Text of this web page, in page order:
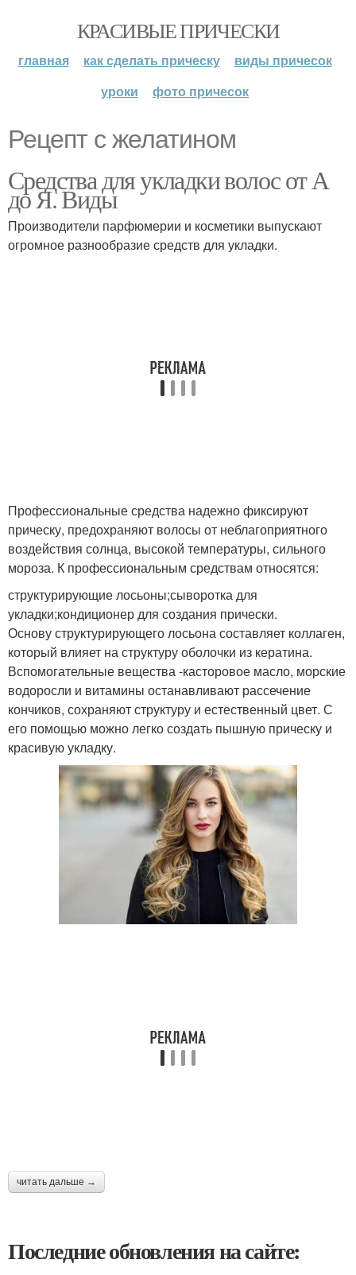
КРАСИВЫЕ ПРИЧЕСКИ
главная как сделать прическу
виды причесок
уроки
фото причесок
Рецепт с желатином
Средства для укладки волос от А
до Я. Виды
Производители парфюмерии и косметики выпускают
огромное разнообразие средств для укладки.
Профессиональные средства надежно фиксируют
прическу, предохраняют волосы от неблагоприятного
воздействия солнца, высокой температуры, сильного
мороза. К профессиональным средствам относятся:
структурирующие лосьоны;сыворотка для
укладки;кондиционер для создания прически.
Основу структурирующего лосьона составляет коллаген,
который влияет на структуру оболочки из кератина.
Вспомогательные вещества -касторовое масло, морские
водоросли и витамины останавливают рассечение
кончиков, сохраняют структуру и естественный цвет. С
его помощью можно легко создать пышную прическу и
красивую укладку.
читать дальше →
Последние обновления на сайте: